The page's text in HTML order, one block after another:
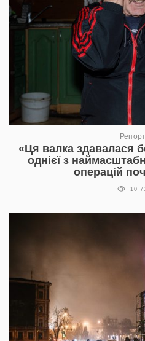
«Ця валка здавалася
однієї з
операцій
10